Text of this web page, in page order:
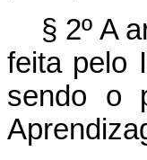
§ 2º A
feita pelo
sendo o